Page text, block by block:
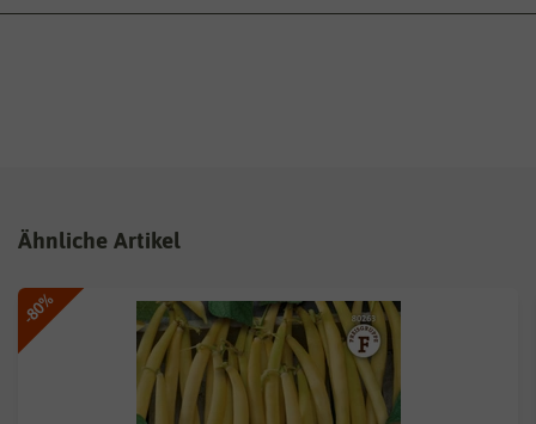
Ähnliche Artikel
-80%